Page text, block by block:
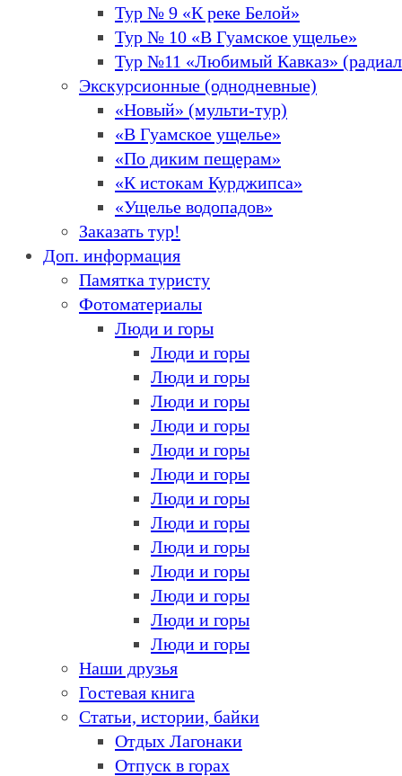
Тур № 9 «К реке Белой»
Тур № 10 «В Гуамское ущелье»
Тур №11 «Любимый Кавказ»
Экскурсионные (однодневные)
«Новый» (мульти-тур)
«В Гуамское ущелье»
«По диким пещерам»
«К истокам Курджипса»
«Ущелье водопадов»
Заказать тур!
Доп. информация
Памятка туристу
Фотоматериалы
Люди и горы
Люди и горы
Люди и горы
Люди и горы
Люди и горы
Люди и горы
Люди и горы
Люди и горы
Люди и горы
Люди и горы
Люди и горы
Люди и горы
Люди и горы
Люди и горы
Наши друзья
Гостевая книга
Статьи, истории, байки
Отдых Лагонаки
Отпуск в горах